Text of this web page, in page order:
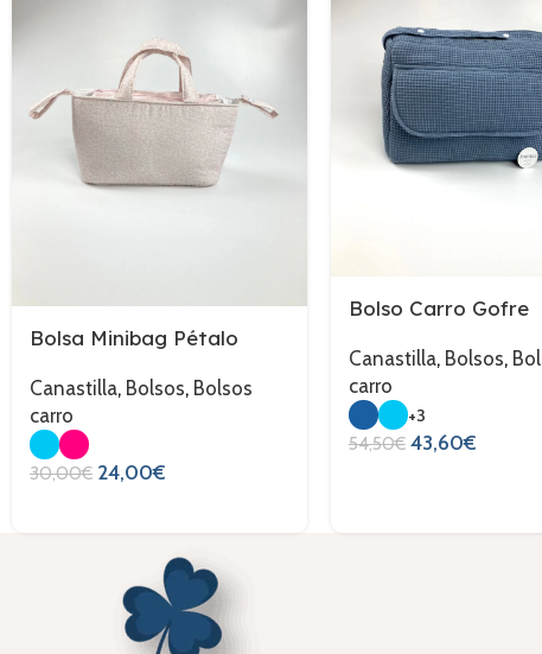
Bolsa Minibag Pétalo
Canastilla, Bolsos, Bolsos
carro
30,00€ 24,00€
Bolso Carro Gofre
Canastilla, Bolsos,
carro
+3
54,50€ 43,60€